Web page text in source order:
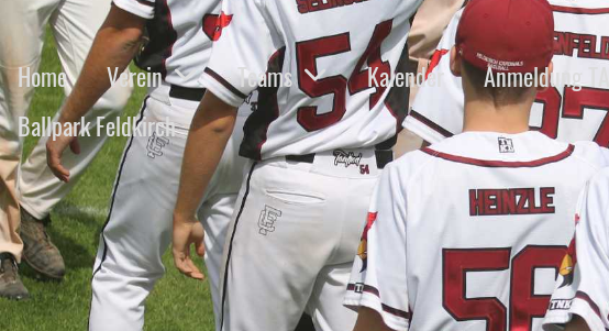
Home Verein Teams Kalender Anmeldung
Ballpark Feldkirch